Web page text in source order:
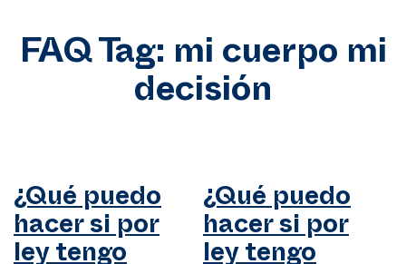
FAQ Tag: mi cuerpo mi
decisión
¿Qué puedo
hacer si por
ley tengo
¿Qué puedo
hacer si por
ley tengo